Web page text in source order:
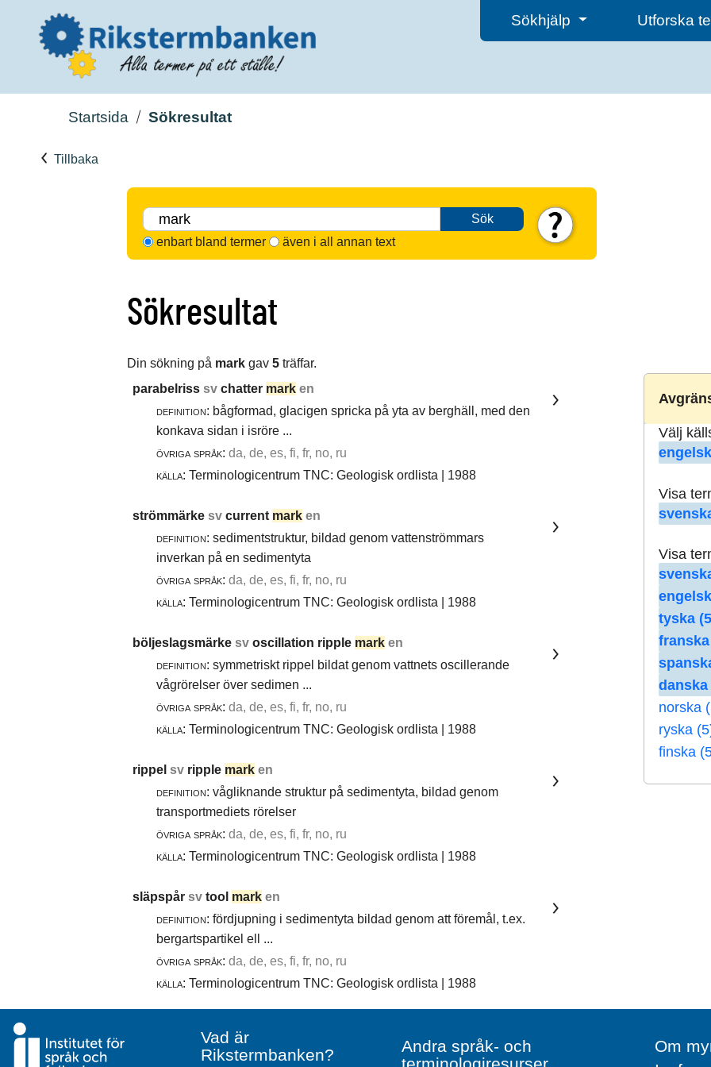
Sökhjälp Utforska
Startsida Sökresultat
Tillbaka
Sök
enbart bland termer
även i all annan text
Sökresultat
Din sökning på mark gav 5 träffar.
Välj
Visa
Visa
tyska
franska
danska
norska
ryska
finska
parabelriss sv chatter mark en
definition: bågformad, glacigen spricka på yta av berghäll, med den
konkava sidan i isröre ...
övriga språk: da, de, es, fi, fr, no, ru
källa: Terminologicentrum TNC: Geologisk ordlista | 1988
strömmärke sv current mark en
definition: sedimentstruktur, bildad genom vattenströmmars
inverkan på en sedimentyta
övriga språk: da, de, es, fi, fr, no, ru
källa: Terminologicentrum TNC: Geologisk ordlista | 1988
böljeslagsmärke sv oscillation ripple mark en
definition: symmetriskt rippel bildat genom vattnets oscillerande
vågrörelser över sedimen ...
övriga språk: da, de, es, fi, fr, no, ru
källa: Terminologicentrum TNC: Geologisk ordlista | 1988
rippel sv ripple mark en
definition: vågliknande struktur på sedimentyta, bildad genom
transportmediets rörelser
övriga språk: da, de, es, fi, fr, no, ru
källa: Terminologicentrum TNC: Geologisk ordlista | 1988
släpspår sv tool mark en
definition: fördjupning i sedimentyta bildad genom att föremål, t.ex.
bergartspartikel ell ...
övriga språk: da, de, es, fi, fr, no, ru
källa: Terminologicentrum TNC: Geologisk ordlista | 1988
Vad är
Rikstermbanken?
Andra språk- och
Om